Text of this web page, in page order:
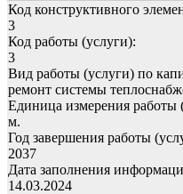
Код конструктивного
3
Код работы (услуги):
3
Вид работы (услуги) по
ремонт системы
Единица измерения работы
м.
Год завершения работы
2037
Дата заполнения
14.03.2024